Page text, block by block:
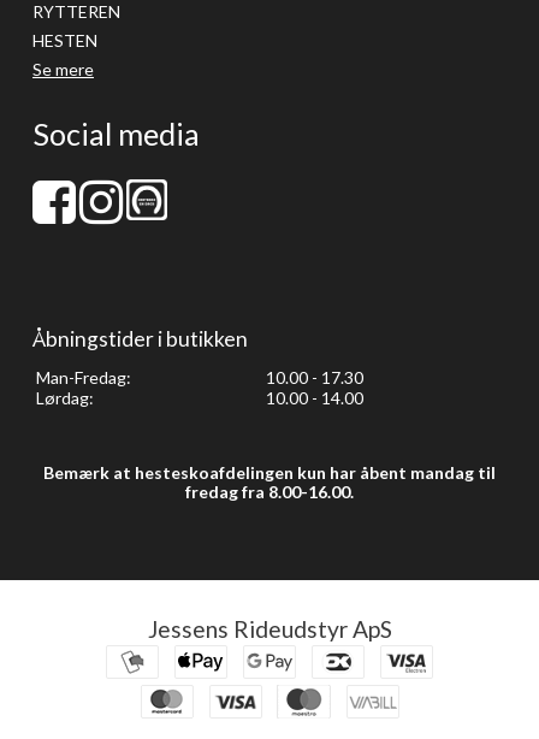
RYTTEREN
HESTEN
Se mere
Social media
Åbningstider i butikken
Man-Fredag:
10.00 - 17.30
Lørdag:
10.00 - 14.00
Bemærk at hesteskoafdelingen kun har åbent mandag til
fredag fra 8.00-16.00.
Jessens Rideudstyr ApS